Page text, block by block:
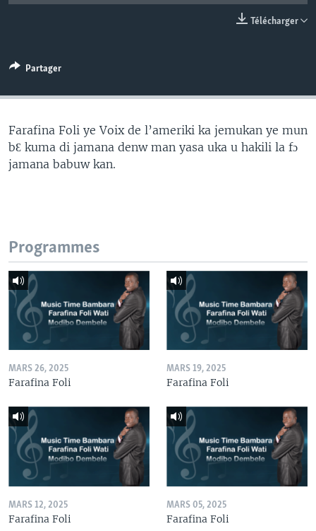
Télécharger
Partager
Farafina Foli ye Voix de l’ameriki ka jemukan ye mun
bƐ kuma di jamana denw man yasa uka u hakili la fɔ
jamana babuw kan.
Programmes
MARS 26, 2025
Farafina Foli
MARS 19, 2025
Farafina Foli
MARS 12, 2025
Farafina Foli
MARS 05, 2025
Farafina Foli